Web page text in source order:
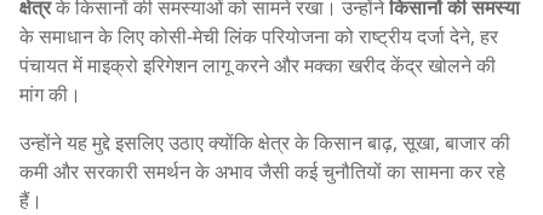
क्षेत्रके किसानों की समस्याओं को सामने रखा। उन्होंनेकिसानों की समस्या
के समाधान के लिए कोसी-मेची लिंक परियोजना को राष्ट्रीय दर्जा देने, हर
पंचायत में माइक्रो इरिगेशन लागू करने और मक्का खरीद केंद्र खोलने की
मांग की।
उन्होंने यह मुद्दे इसलिए उठाए क्योंकि क्षेत्र के किसान बाढ़, सूखा, बाजार की
कमी और सरकारी समर्थन के अभाव जैसी कई चुनौतियों का सामना कर रहे
हैं।